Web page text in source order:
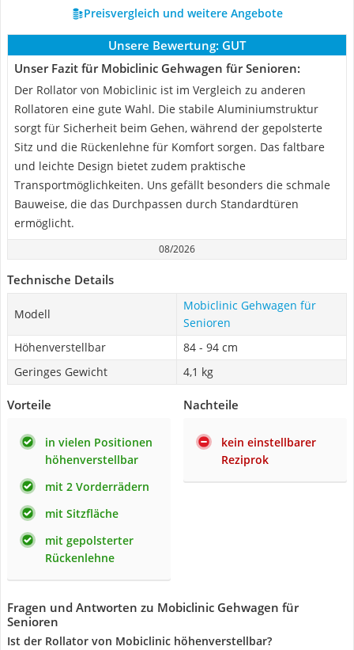
Preisvergleich und weitere Angebote
Unsere Bewertung: GUT
Unser Fazit für Mobiclinic Gehwagen für Senioren:
Der Rollator von Mobiclinic ist im Vergleich zu anderen
Rollatoren eine gute Wahl. Die stabile Aluminiumstruktur
sorgt für Sicherheit beim Gehen, während der gepolsterte
Sitz und die Rückenlehne für Komfort sorgen. Das faltbare
und leichte Design bietet zudem praktische
Transportmöglichkeiten. Uns gefällt besonders die schmale
Bauweise, die das Durchpassen durch Standardtüren
ermöglicht.
08/2026
Technische Details
Modell
Mobiclinic Gehwagen für
Senioren
Höhenverstellbar
84 - 94 cm
Geringes Gewicht
4,1 kg
Vorteile
in vielen Positionen
höhenverstellbar
mit 2 Vorderrädern
mit Sitzfläche
mit gepolsterter
Rückenlehne
Nachteile
kein einstellbarer
Reziprok
Fragen und Antworten zu Mobiclinic Gehwagen für
Senioren
Ist der Rollator von Mobiclinic höhenverstellbar?